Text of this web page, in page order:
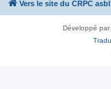
Vers le site du CRPC asbl
Développé par